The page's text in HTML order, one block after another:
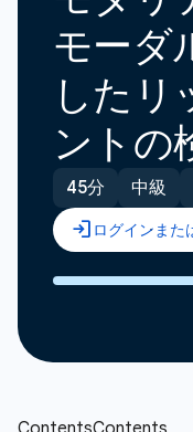
モーダ
したリ
ントの
45分 中級